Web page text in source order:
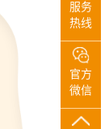
服务
热线
官方
微信